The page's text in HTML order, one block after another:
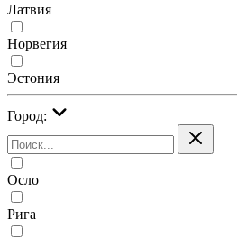
Латвия
Норвегия
Эстония
Город:
Осло
Рига